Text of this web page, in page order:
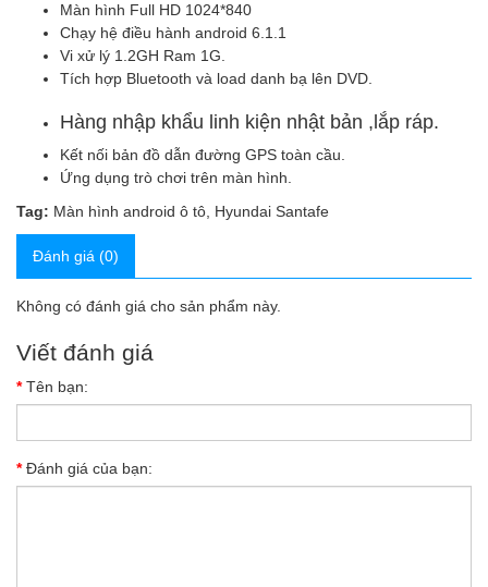
Màn hình Full HD 1024*840
Chạy hệ điều hành android 6.1.1
Vi xử lý 1.2GH Ram 1G.
Tích hợp Bluetooth và load danh bạ lên DVD.
Hàng nhập khẩu linh kiện nhật bản ,lắp ráp.
Kết nối bản đồ dẫn đường GPS toàn cầu.
Ứng dụng trò chơi trên màn hình.
Tag: Màn hình android ô tô Hyundai Santafe
Đánh giá (0)
Không có đánh giá cho sản phẩm này.
Viết đánh giá
Tên bạn:
Đánh giá của bạn: